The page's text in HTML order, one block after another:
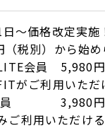
～価格改定実施
税別）から始め
会員 5,980円
がご利用いただ
員 3,980円（
利用いただける